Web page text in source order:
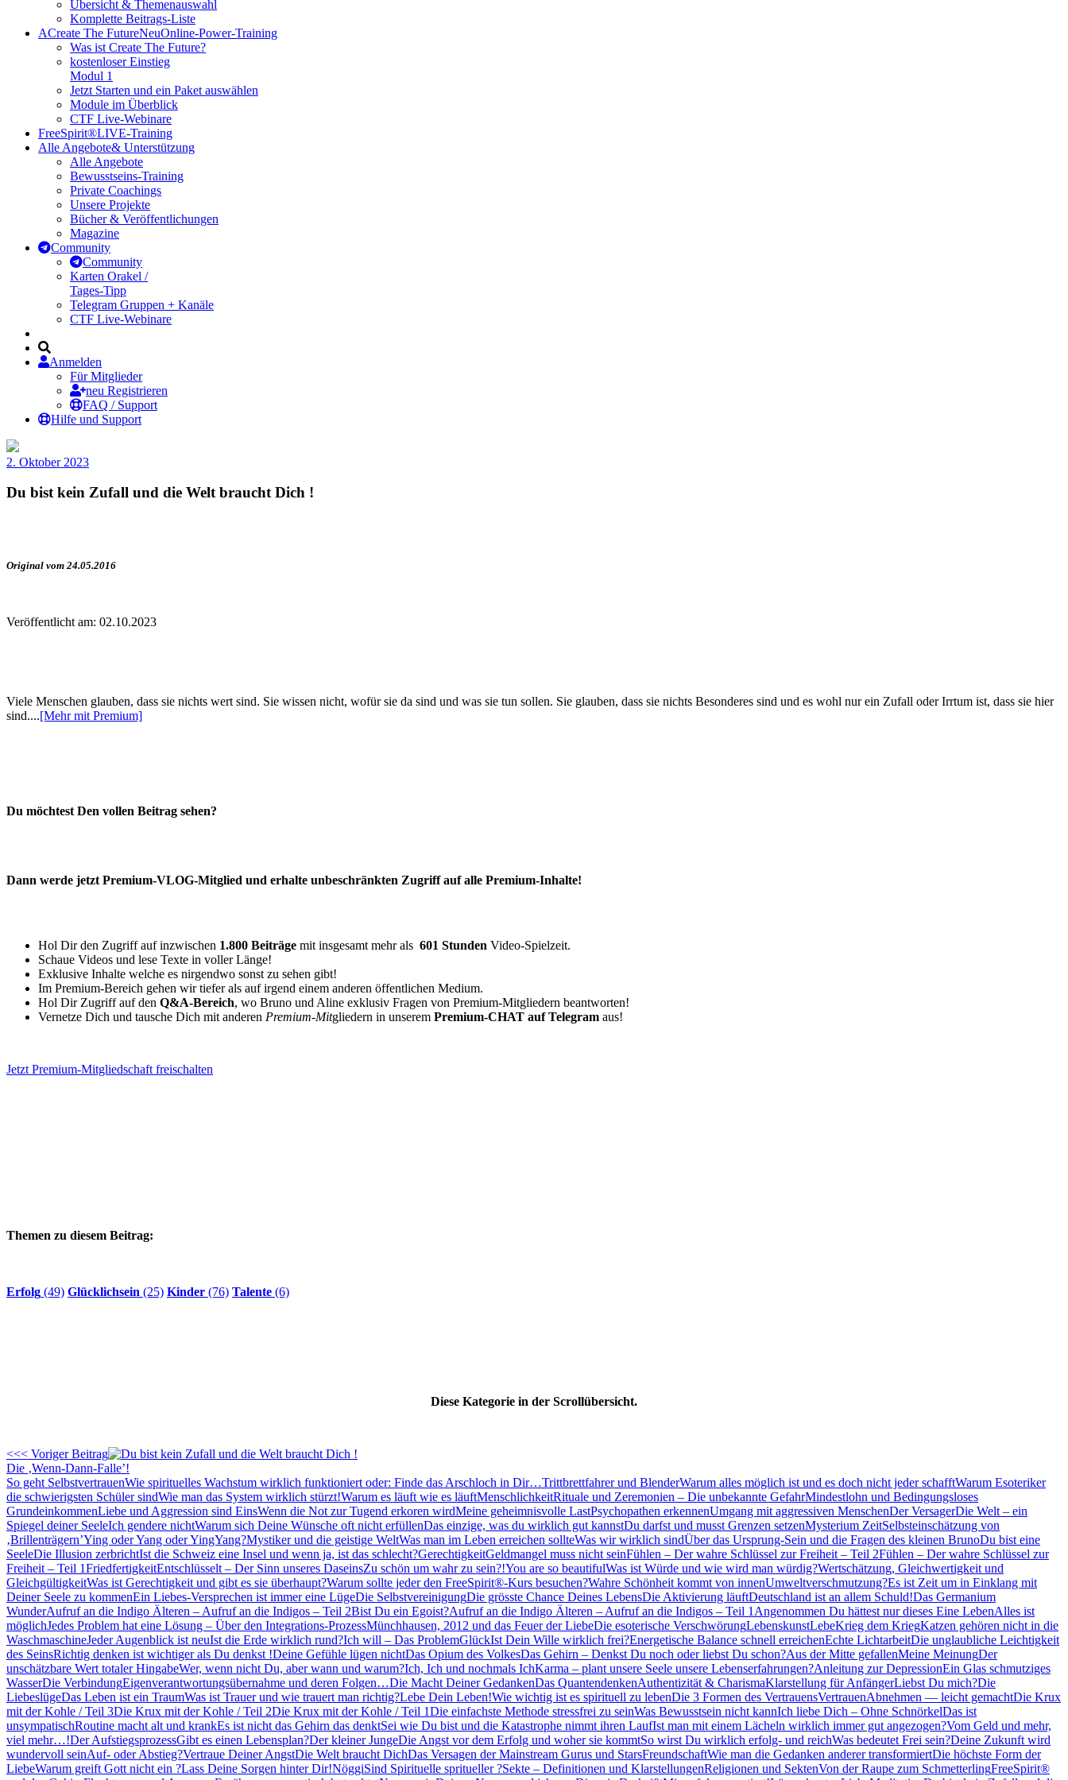
Übersicht & Themenauswahl
Komplette Beitrags-Liste
ACreate The FutureNeuOnline-Power-Training
Was ist Create The Future?
kostenloser Einstieg
Modul 1
Jetzt Starten und ein Paket auswählen
Module im Überblick
CTF Live-Webinare
FreeSpirit®LIVE-Training
Alle Angebote& Unterstützung
Alle Angebote
Bewusstseins-Training
Private Coachings
Unsere Projekte
Bücher & Veröffentlichungen
Magazine
Community
Community
Karten Orakel /
Tages-Tipp
Telegram Gruppen + Kanäle
CTF Live-Webinare
Anmelden
Für Mitglieder
neu Registrieren
FAQ / Support
Hilfe und Support
2. Oktober 2023
Du bist kein Zufall und die Welt braucht Dich !
Original vom 24.05.2016
Veröffentlicht am: 02.10.2023
Viele Menschen glauben, dass sie nichts wert sind. Sie wissen nicht, wofür sie da sind und was sie tun sollen. Sie glauben, dass sie nichts Besonderes sind und es wohl nur ein Zufall oder Irrtum ist, dass sie hier
sind....[Mehr mit Premium]
Du möchtest Den vollen Beitrag sehen?
Dann werde jetzt Premium-VLOG-Mitglied und erhalte unbeschränkten Zugriff auf alle Premium-Inhalte!
Hol Dir den Zugriff auf inzwischen 1.800 Beiträge mit insgesamt mehr als 601 Stunden Video-Spielzeit.
Schaue Videos und lese Texte in voller Länge!
Exklusive Inhalte welche es nirgendwo sonst zu sehen gibt!
Im Premium-Bereich gehen wir tiefer als auf irgend einem anderen öffentlichen Medium.
Hol Dir Zugriff auf den Q&A-Bereich, wo Bruno und Aline exklusiv Fragen von Premium-Mitgliedern beantworten!
Vernetze Dich und tausche Dich mit anderen Premium-Mitgliedern in unserem Premium-CHAT auf Telegram aus!
Jetzt Premium-Mitgliedschaft freischalten
Themen zu diesem Beitrag:
Erfolg (49) Glücklichsein (25) Kinder (76) Talente (6)
Diese Kategorie in der Scrollübersicht.
<<< Voriger Beitrag
Die ‚Wenn-Dann-Falle’!
So geht SelbstvertrauenWie spirituelles Wachstum wirklich funktioniert oder: Finde das Arschloch in Dir…Trittbrettfahrer und BlenderWarum alles möglich ist und es doch nicht jeder schafftWarum Esoteriker
die schwierigsten Schüler sindWie man das System wirklich stürzt!Warum es läuft wie es läuftMenschlichkeitRituale und Zeremonien – Die unbekannte GefahrMindestlohn und Bedingungsloses
GrundeinkommenLiebe und Aggression sind EinsWenn die Not zur Tugend erkoren wirdMeine geheimnisvolle LastPsychopathen erkennenUmgang mit aggressiven MenschenDer VersagerDie Welt – ein
Spiegel deiner SeeleIch gendere nichtWarum sich Deine Wünsche oft nicht erfüllenDas einzige, was du wirklich gut kannstDu darfst und musst Grenzen setzenMysterium ZeitSelbsteinschätzung von
‚Brillenträgern’Ying oder Yang oder YingYang?Mystiker und die geistige WeltWas man im Leben erreichen sollteWas wir wirklich sindÜber das Ursprung-Sein und die Fragen des kleinen BrunoDu bist eine
SeeleDie Illusion zerbrichtIst die Schweiz eine Insel und wenn ja, ist das schlecht?GerechtigkeitGeldmangel muss nicht seinFühlen – Der wahre Schlüssel zur Freiheit – Teil 2Fühlen – Der wahre Schlüssel zur
Freiheit – Teil 1FriedfertigkeitEntschlüsselt – Der Sinn unseres DaseinsZu schön um wahr zu sein?!You are so beautifulWas ist Würde und wie wird man würdig?Wertschätzung, Gleichwertigkeit und
GleichgültigkeitWas ist Gerechtigkeit und gibt es sie überhaupt?Warum sollte jeder den FreeSpirit®-Kurs besuchen?Wahre Schönheit kommt von innenUmweltverschmutzung?Es ist Zeit um in Einklang mit
Deiner Seele zu kommenEin Liebes-Versprechen ist immer eine LügeDie SelbstvereinigungDie grösste Chance Deines LebensDie Aktivierung läuftDeutschland ist an allem Schuld!Das Germanium
WunderAufruf an die Indigo Älteren – Aufruf an die Indigos – Teil 2Bist Du ein Egoist?Aufruf an die Indigo Älteren – Aufruf an die Indigos – Teil 1 Angenommen Du hättest nur dieses Eine LebenAlles ist
möglichJedes Problem hat eine Lösung – Über den Integrations-ProzessMünchhausen, 2012 und das Feuer der LiebeDie esoterische VerschwörungLebenskunstLebeKrieg dem KriegKatzen gehören nicht in die
WaschmaschineJeder Augenblick ist neuIst die Erde wirklich rund?Ich will – Das ProblemGlückIst Dein Wille wirklich frei?Energetische Balance schnell erreichenEchte LichtarbeitDie unglaubliche Leichtigkeit
des SeinsRichtig denken ist wichtiger als Du denkst !Deine Gefühle lügen nichtDas Opium des VolkesDas Gehirn – Denkst Du noch oder liebst Du schon?Aus der Mitte gefallenMeine MeinungDer
unschätzbare Wert totaler HingabeWer, wenn nicht Du, aber wann und warum?Ich, Ich und nochmals IchKarma – plant unsere Seele unsere Lebenserfahrungen?Anleitung zur DepressionEin Glas schmutziges
WasserDie VerbindungEigenverantwortungsübernahme und deren Folgen…Die Macht Deiner GedankenDas QuantendenkenAuthentizität & CharismaKlarstellung für AnfängerLiebst Du mich?Die
LiebeslügeDas Leben ist ein TraumWas ist Trauer und wie trauert man richtig?Lebe Dein Leben!Wie wichtig ist es spirituell zu lebenDie 3 Formen des VertrauensVertrauenAbnehmen — leicht gemachtDie Krux
mit der Kohle / Teil 3Die Krux mit der Kohle / Teil 2Die Krux mit der Kohle / Teil 1Die einfachste Methode stressfrei zu seinWas Bewusstsein nicht kannIch liebe Dich – Ohne SchnörkelDas ist
unsympatischRoutine macht alt und krankEs ist nicht das Gehirn das denktSei wie Du bist und die Katastrophe nimmt ihren LaufIst man mit einem Lächeln wirklich immer gut angezogen?Vom Geld und mehr,
viel mehr…!Der AufstiegsprozessGibt es einen Lebensplan?Der kleiner JungeDie Angst vor dem Erfolg und woher sie kommtSo wirst Du wirklich erfolg- und reichWas bedeutet Frei sein?Deine Zukunft wird
wundervoll seinAuf- oder Abstieg?Vertraue Deiner AngstDie Welt braucht DichDas Versagen der Mainstream Gurus und StarsFreundschaftWie man die Gedanken anderer transformiertDie höchste Form der
LiebeWarum greift Gott nicht ein ?Lass Deine Sorgen hinter Dir!NöggiSind Spirituelle spritueller ?Sekte – Definitionen und KlarstellungenReligionen und SektenVon der Raupe zum SchmetterlingFreeSpirit®